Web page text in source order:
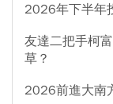
2026年下半年
友達二把手柯
草？
2026前進大南